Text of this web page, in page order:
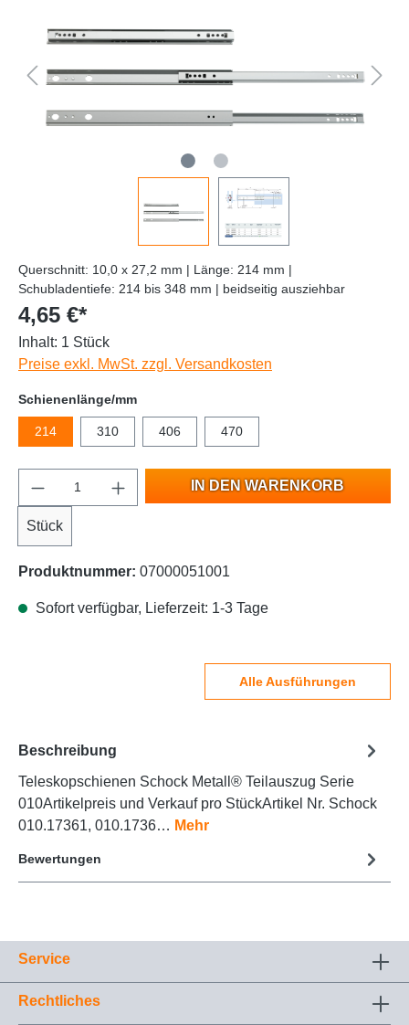
Querschnitt: 10,0 x 27,2 mm | Länge: 214 mm |
Schubladentiefe: 214 bis 348 mm | beidseitig ausziehbar
4,65 €*
Inhalt: 1 Stück
Preise exkl. MwSt. zzgl. Versandkosten
Schienenlänge/mm
214 310 406 470
Stück
IN DEN WARENKORB
Produktnummer: 07000051001
Sofort verfügbar, Lieferzeit: 1-3 Tage
Alle Ausführungen
Beschreibung
Teleskopschienen Schock Metall® Teilauszug Serie
010Artikelpreis und Verkauf pro StückArtikel Nr. Schock
010.17361, 010.1736… Mehr
Bewertungen
Service
Rechtliches